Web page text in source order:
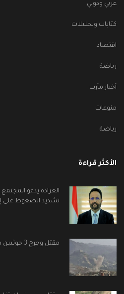
عربي ودولي
كتابات وتحليلات
اقتصاد
رياضة
أخبار مأرب
منوعات
رياضة
الأكثر قراءة
العرادة يدعو
تشديد الضغوط على
مقتل وجرح 3 حوثيين في اشتباكات غرب تعز